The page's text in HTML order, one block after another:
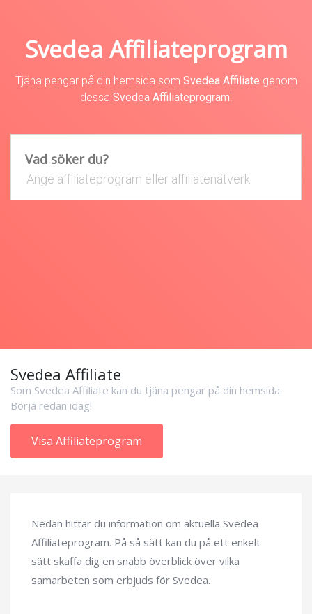
Svedea Affiliateprogram
Tjäna pengar på din hemsida som Svedea Affiliate genom
dessa Svedea Affiliateprogram!
Vad söker du?
Svedea Affiliate
Som Svedea Affiliate kan du tjäna pengar på din hemsida.
Börja redan idag!
Visa Affiliateprogram
Nedan hittar du information om aktuella Svedea
Affiliateprogram. På så sätt kan du på ett enkelt
sätt skaffa dig en snabb överblick över vilka
samarbeten som erbjuds för Svedea.